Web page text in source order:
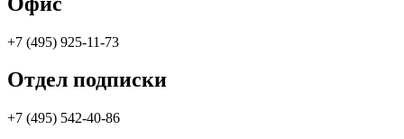
+7 (495) 925-11-73
Отдел подписки
+7 (495) 542-40-86